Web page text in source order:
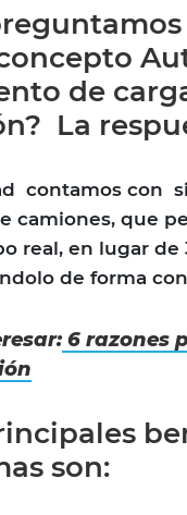
de
La
contamos con
camiones, que
real, en lugar
de forma
6 razones
son: